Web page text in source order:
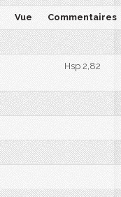
Vue Commentaires
Hsp 2,82